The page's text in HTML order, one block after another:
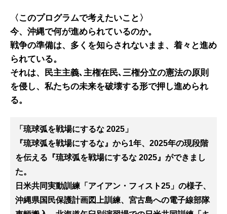
〈 このプログラムで考えたいこと 〉
今、沖縄で何が進められているのか。
戦争の準備は、多くを知らされないまま、着々と進め
られている。
それは、民主主義､主権在民､三権分立の憲法の原則
を侵し、私たちの未来を破壊する形で押し進められ
る。
「琉球弧を戦場にするな 2025」
『琉球弧を戦場にするな 』 から1年、 2025年の現段階
を伝える 『琉球弧を戦場にするな 2025』 ができまし
た。
日米共同実動訓練「アイアン・フィスト25 」の様子、
沖縄県国民保護計画図上訓練、宮古島への電子線部隊